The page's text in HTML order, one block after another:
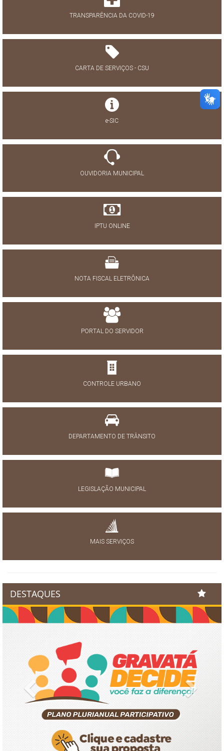
TRANSPARÊNCIA DA COVID-19
CARTA DE SERVIÇOS - CSU
e-SIC
OUVIDORIA MUNICIPAL
IPTU ONLINE
NOTA FISCAL ELETRÔNICA
PORTAL DO SERVIDOR
CONTROLE URBANO
DEPARTAMENTO DE TRÂNSITO
LEGISLAÇÃO MUNICIPAL
MAIS SERVIÇOS
DESTAQUES
Previous